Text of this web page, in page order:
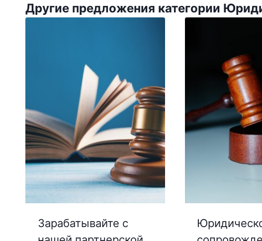
Другие предложения категории
Зарабатывайте с